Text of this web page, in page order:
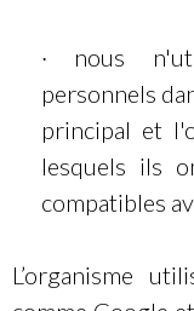
· nous
personnels
principal et
lesquels ils
compatibles
L’organisme